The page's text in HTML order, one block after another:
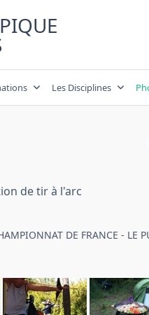
Les Disciplines
de tir à l'arc
DE FRANCE - LE